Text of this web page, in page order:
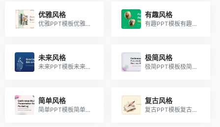
优雅风格
优雅PPT模板优雅PPT模板
有趣风格
有趣PPT模板有趣PPT模板
未来风格
未来PPT模板未来PPT模板
极简风格
极简PPT模板极简PPT模板
简单风格
简单PPT模板简单PPT模板
复古风格
复古PPT模板复古PPT模板